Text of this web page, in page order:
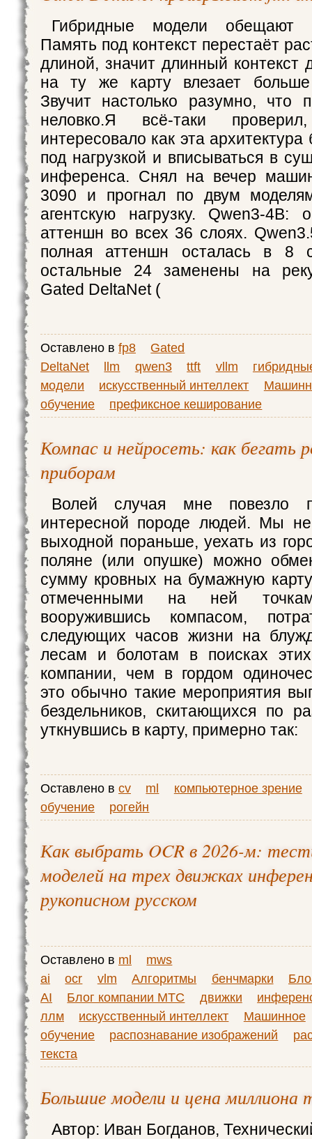
Гибридные модели обещают
Память под контекст перестаёт
длиной, значит длинный контекст
на ту же карту влезает больше
Звучит настолько разумно, что
неловко.Я всё-таки
интересовало как эта архитектура
под нагрузкой и вписываться в
инференса. Снял на вечер
3090 и прогнал по двум
агентскую нагрузку. Qwen3-4B:
аттеншн во всех 36 слоях.
полная аттеншн осталась в 8
остальные 24 заменены на
Gated DeltaNet (
Оставлено в fp8
Gated
DeltaNet
llm qwen3 ttft vllm
модели
искусственный интеллект
обучение
префиксное кеширование
Компас и нейросеть: как бегать
приборам
Волей случая мне повезло
интересной породе людей. Мы
выходной пораньше, уехать из
поляне (или опушке) можно
сумму кровных на бумажную
отмеченными на ней
вооружившись компасом,
следующих часов жизни на
лесам и болотам в поисках
компании, чем в гордом
это обычно такие мероприятия
бездельников, скитающихся по
уткнувшись в карту, примерно так:
Оставлено в cv ml
компьютерное зрение
обучение
рогейн
Как выбрать OCR в 2026-м:
моделей на трех движках
рукописном русском
Оставлено в ml
mws
ai
ocr vlm Алгоритмы бенчмарки
AI
Блог компании МТС движки
ллм
искусственный интеллект
Машинное
обучение
распознавание изображений
текста
Большие модели и цена миллиона
Автор: Иван Богданов,